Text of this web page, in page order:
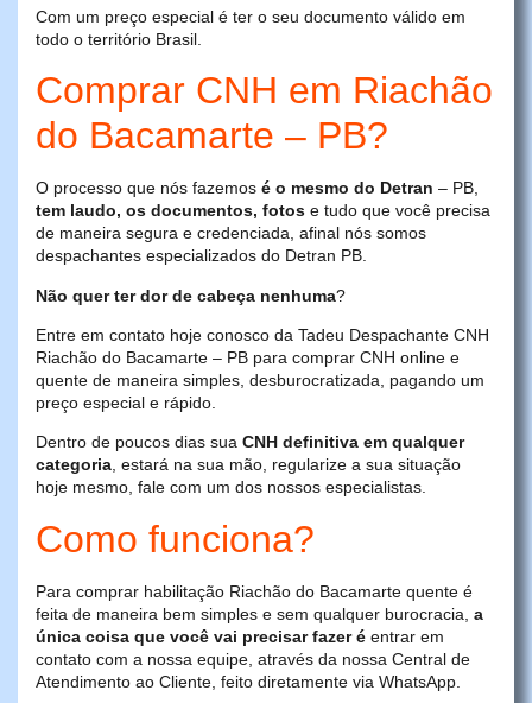
Com um preço especial é ter o seu documento válido em
todo o território Brasil.
Comprar CNH em Riachão
do Bacamarte – PB?
O processo que nós fazemos é o mesmo do Detran – PB,
tem laudo, os documentos, fotos e tudo que você precisa
de maneira segura e credenciada, afinal nós somos
despachantes especializados do Detran PB.
Não quer ter dor de cabeça nenhuma?
Entre em contato hoje conosco da Tadeu Despachante CNH
Riachão do Bacamarte – PB para comprar CNH online e
quente de maneira simples, desburocratizada, pagando um
preço especial e rápido.
Dentro de poucos dias sua CNH definitiva em qualquer
categoria, estará na sua mão, regularize a sua situação
hoje mesmo, fale com um dos nossos especialistas.
Como funciona?
Para comprar habilitação Riachão do Bacamarte quente é
feita de maneira bem simples e sem qualquer burocracia, a
única coisa que você vai precisar fazer é entrar em
contato com a nossa equipe, através da nossa Central de
Atendimento ao Cliente, feito diretamente via WhatsApp.